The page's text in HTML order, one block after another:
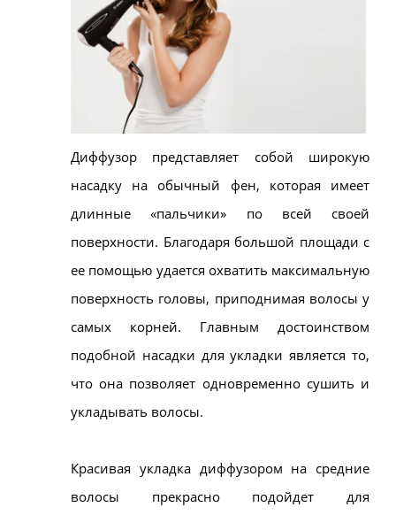
Диффузор представляет собой широкую
насадку на обычный фен, которая имеет
длинные «пальчики» по всей своей
поверхности. Благодаря большой площади с
ее помощью удается охватить максимальную
поверхность головы, приподнимая волосы у
самых корней. Главным достоинством
подобной насадки для укладки является то,
что она позволяет одновременно сушить и
укладывать волосы.
Красивая укладка диффузором на средние
волосы прекрасно подойдет для